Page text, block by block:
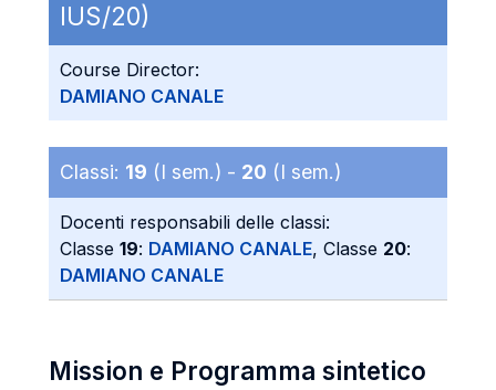
IUS/20)
Course Director:
DAMIANO CANALE
Classi: 19 (I sem.) - 20 (I sem.)
Docenti responsabili delle classi:
Classe 19: DAMIANO CANALE, Classe 20:
DAMIANO CANALE
Mission e Programma sintetico